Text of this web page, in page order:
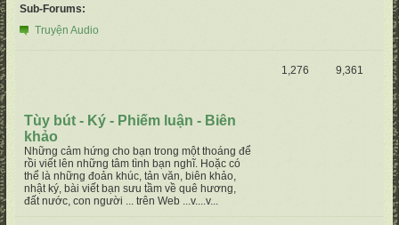
Sub-Forums:
Truyện Audio
Tùy bút - Ký - Phiếm luận - Biên
khảo
Những cảm hứng cho bạn trong một thoáng để
rồi viết lên những tâm tình bạn nghĩ. Hoặc có
thể là những đoản khúc, tản văn, biên khảo,
nhật ký, bài viết bạn sưu tầm về quê hương,
đất nước, con người ... trên Web ...v....v...
1,276 9,361